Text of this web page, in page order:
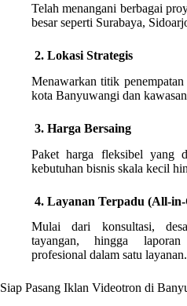
Telah menangani berbagai
besar seperti Surabaya,
2. Lokasi Strategis
Menawarkan titik
kota Banyuwangi dan
3. Harga Bersaing
Paket harga fleksibel yang
kebutuhan bisnis skala kecil
4. Layanan Terpadu (All-in-
Mulai dari konsultasi,
tayangan, hingga
profesional dalam satu layanan.
Siap Pasang Iklan Videotron di